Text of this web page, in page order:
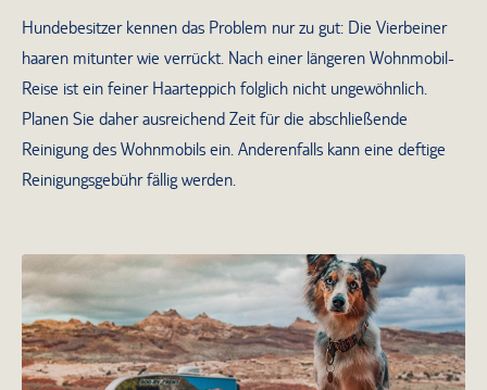
Hundebesitzer kennen das Problem nur zu gut: Die Vierbeiner
haaren mitunter wie verrückt. Nach einer längeren Wohnmobil-
Reise ist ein feiner Haarteppich folglich nicht ungewöhnlich.
Planen Sie daher ausreichend Zeit für die abschließende
Reinigung des Wohnmobils ein. Anderenfalls kann eine deftige
Reinigungsgebühr fällig werden.
Mit dem Hund unterwegs im Camper